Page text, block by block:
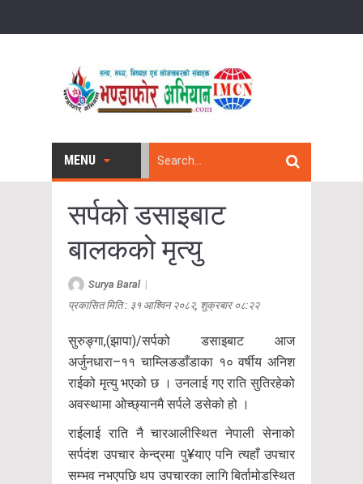
MENU
सर्पको डसाइबाट
बालकको मृत्यु
Surya Baral|
प्रकासित मिति : ३१ आश्विन २०८२, शुक्रबार ०८:२२
सुरुङ्गा,(झापा)/सर्पको डसाइबाट आज
अर्जुनधारा–११ चाम्लिङडाँडाका १० वर्षीय अनिश
राईको मृत्यु भएको छ । उनलाई गए राति सुतिरहेको
अवस्थामा ओच्छ्यानमै सर्पले डसेको हो ।
राईलाई राति नै चारआलीस्थित नेपाली सेनाको
सर्पदंश उपचार केन्द्रमा पु¥याए पनि त्यहाँ उपचार
सम्भव नभएपछि थप उपचारका लागि बिर्तामोडस्थित